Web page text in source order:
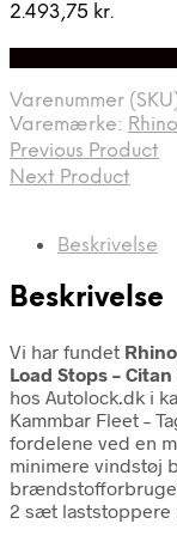
2.493,75 kr.
Varenummer
Varemærke:
Previous Product
Next Product
Beskrivelse
Beskrivelse
Vi har fundet
Load Stops –
hos Autolock.dk i
Kammbar Fleet –
fordelene ved en
minimere vindstøj
2 sæt laststoppere